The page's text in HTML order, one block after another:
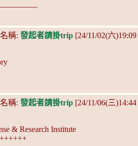
名稱: 發起者請掛trip [24/11/02(六
名稱: 發起者請掛trip [24/11/06(三
& Research Institute